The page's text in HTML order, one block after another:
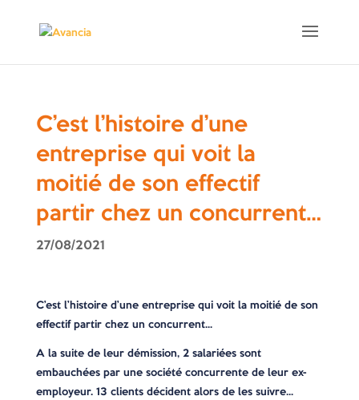
C’est l’histoire d’une
entreprise qui voit la
moitié de son effectif
partir chez un concurrent…
27/08/2021
C’est l’histoire d’une entreprise qui voit la moitié de son
effectif partir chez un concurrent…
A la suite de leur démission, 2 salariées sont
embauchées par une société concurrente de leur ex-
employeur. 13 clients décident alors de les suivre…